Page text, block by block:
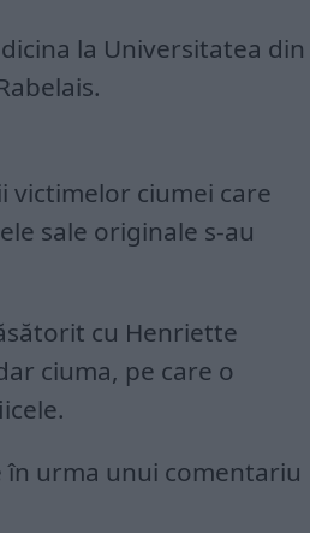
la Universitatea din
victimelor ciumei care
sale originale s-au
cu Henriette
ciuma, pe care o
în urma unui comentariu